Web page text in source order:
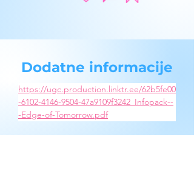
Dodatne informacije
https://ugc.production.linktr.ee/62b5fe00
-6102-4146-9504-47a9109f3242_Infopack--
-Edge-of-Tomorrow.pdf